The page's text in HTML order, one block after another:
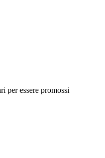
per essere promossi